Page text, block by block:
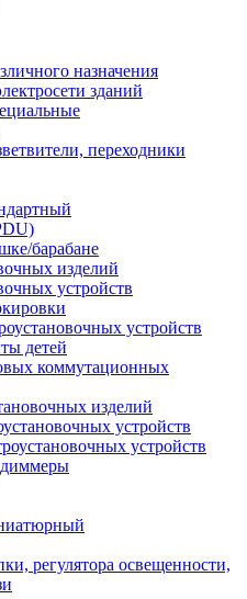
назначения
зданий
переходники
барабане
изделий
устройств
устройств
детей
коммутационных
изделий
устройств
устройств
диммеры
регулятора освещенности,